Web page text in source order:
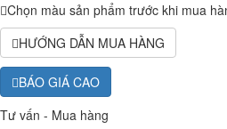
Chọn màu sản phẩm trước khi mua
HƯỚNG DẪN MUA HÀNG
BÁO GIÁ CAO
Tư vấn - Mua hàng